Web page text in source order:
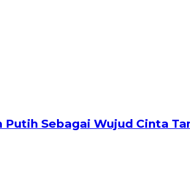
Sebagai Wujud Cinta